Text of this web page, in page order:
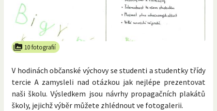
10 fotografií
V hodinách občanské výchovy se studenti a studentky třídy
tercie A zamysleli nad otázkou jak nejlépe prezentovat
naši školu. Výsledkem jsou návrhy propagačních plakátů
školy, jejichž výběr můžete zhlédnout ve fotogalerii.